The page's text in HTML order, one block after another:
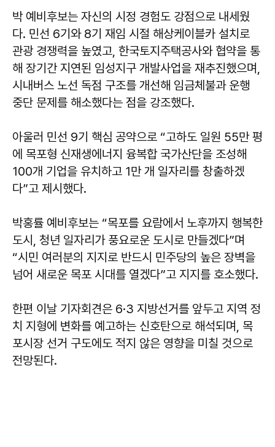
박 예비후보는 자신의 시정 경험도 강점으로 내세웠
다. 민선 6기와 8기 재임 시절 해상케이블카 설치로
관광 경쟁력을 높였고, 한국토지주택공사와 협약을 통
해 장기간 지연된 임성지구 개발사업을 재추진했으며,
시내버스 노선 독점 구조를 개선해 임금체불과 운행
중단 문제를 해소했다는 점을 강조했다.
아울러 민선 9기 핵심 공약으로 “고하도 일원 55만 평
에 목포형 신재생에너지 융복합 국가산단을 조성해
100개 기업을 유치하고 1만 개 일자리를 창출하겠
다”고 제시했다.
박홍률 예비후보는 “목포를 요람에서 노후까지 행복한
도시, 청년 일자리가 풍요로운 도시로 만들겠다”며
“시민 여러분의 지지로 반드시 민주당의 높은 장벽을
넘어 새로운 목포 시대를 열겠다”고 지지를 호소했다.
한편 이날 기자회견은 6·3 지방선거를 앞두고 지역 정
치 지형에 변화를 예고하는 신호탄으로 해석되며, 목
포시장 선거 구도에도 적지 않은 영향을 미칠 것으로
전망된다.